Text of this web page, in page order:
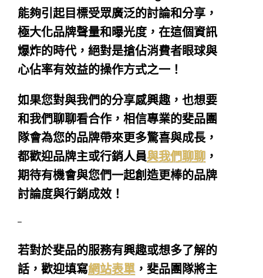
能夠引起目標受眾廣泛的討論和分享，
極大化品牌聲量和曝光度，在這個資訊
爆炸的時代，絕對是搶佔消費者眼球與
心佔率有效益的操作方式之一！
如果您對與我們的分享感興趣，也想要
和我們聊聊看合作，相信專業的斐品團
隊會為您的品牌帶來更多驚喜與成長，
都歡迎品牌主或行銷人員與我們聊聊 ，
期待有機會與您們一起創造更棒的品牌
討論度與行銷成效！
–
若對於斐品的服務有興趣或想多了解的
話，歡迎填寫網站表單 ，斐品團隊將主